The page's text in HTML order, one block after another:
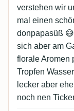
verstehen wir
mal einen
donpapasüß
sich aber am
florale Aromen
Tropfen
lecker aber
noch nen